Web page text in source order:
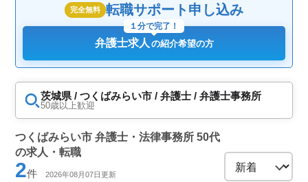
完全無料 転職サポート申し込み
弁護士求人 の紹介希望の方
１分で完了！
茨城県 / つくばみらい市 / 弁護士 / 弁護士事務所
50歳以上歓迎
つくばみらい市 弁護士・法律事務所 50代
の求人・転職
2件 2026年08月07日更新